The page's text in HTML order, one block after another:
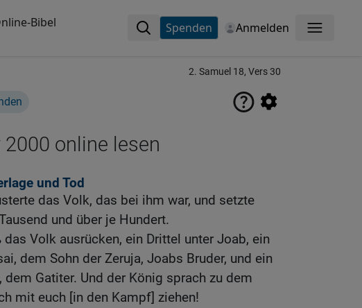
Bibel Spenden Anmelden Menü
2. Samuel 18, Vers 30
online lesen
und Tod
das Volk, das bei ihm war, und setzte
und über je Hundert.
das Volk ausrücken, ein Drittel unter Joab, ein
dem Sohn der Zeruja, Joabs Bruder, und ein
dem Gatiter. Und der König sprach zu dem
mit euch [in den Kampf] ziehen!